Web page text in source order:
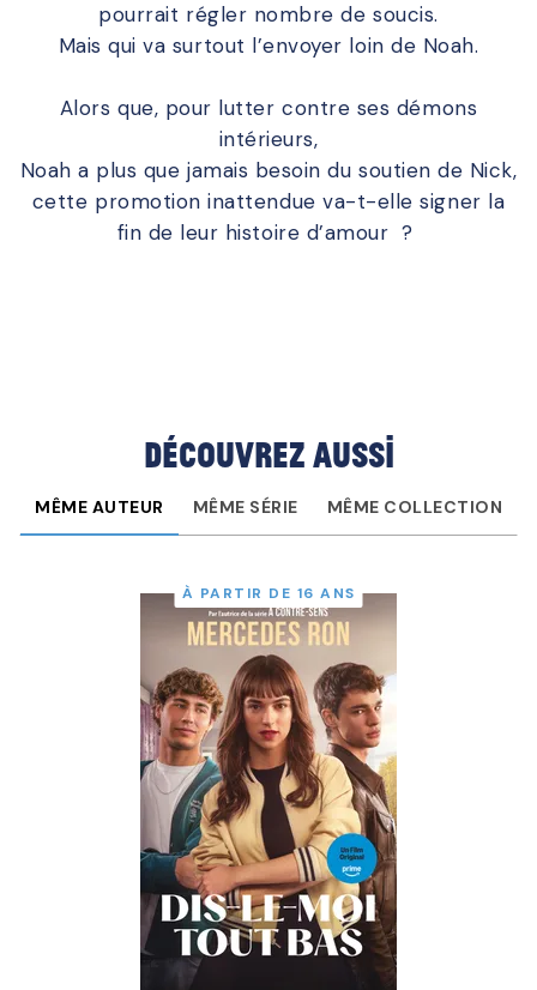
pourrait régler nombre de soucis.
Mais qui va surtout l’envoyer loin de Noah.
Alors que, pour lutter contre ses démons
intérieurs,
Noah a plus que jamais besoin du soutien de Nick,
cette promotion inattendue va-t-elle signer la
fin de leur histoire d’amour ?
Découvrez aussi
MÊME AUTEUR MÊME SÉRIE MÊME COLLECTION
À PARTIR DE 16 ANS